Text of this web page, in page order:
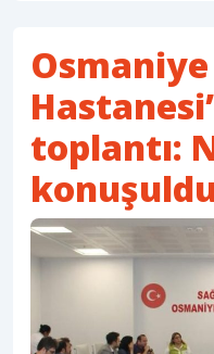
toplantı: